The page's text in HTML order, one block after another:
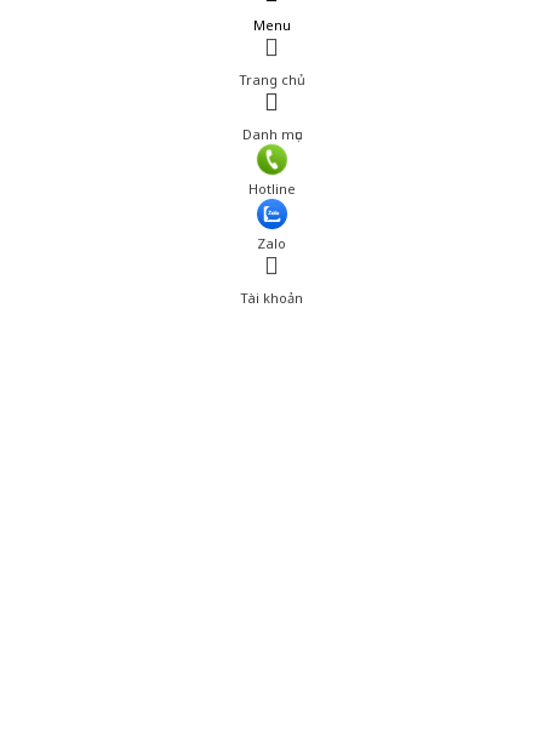
Menu
Trang chủ
Danh mục
Hotline
Zalo
Tài khoản